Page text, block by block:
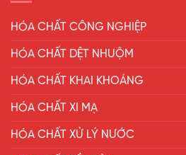
HÓA CHẤT CÔNG NGHIỆP
HÓA CHẤT DỆT NHUỘM
HÓA CHẤT KHAI KHOÁNG
HÓA CHẤT XI MẠ
HÓA CHẤT XỬ LÝ NƯỚC